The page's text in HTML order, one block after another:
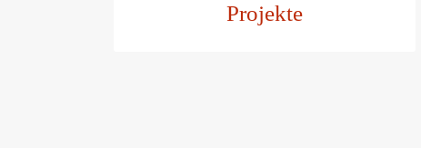
Projekte
Zu den Projekten